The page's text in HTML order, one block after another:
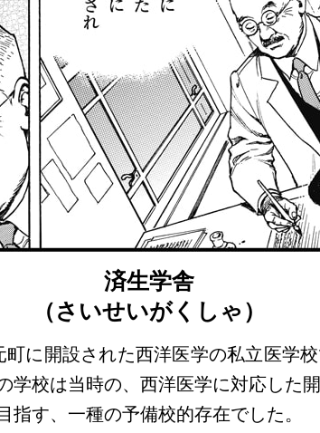
済生学舎
（さいせいがくしゃ）
町に開設された西洋医学の私立医学
学校は当時の、西洋医学に対応した
指す、一種の予備校的存在でした。